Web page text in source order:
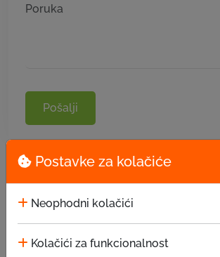
Postavke za kolačiće
Neophodni kolačići
Kolačići za funkcionalnost
Pošalji